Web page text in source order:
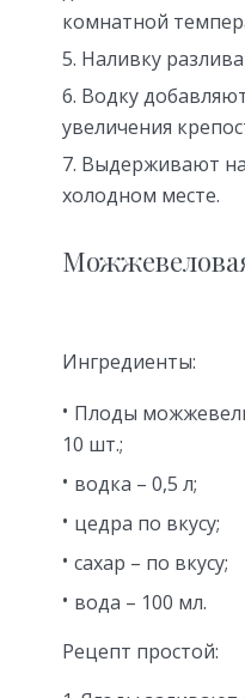
комнатной
Наливку
Водку
увеличения
Выдерживают
холодном месте.
Ингредиенты:
Плоды
10 шт.;
водка – 0,5 л;
цедра по вкусу;
сахар – по вкусу;
вода – 100 мл.
Рецепт простой: